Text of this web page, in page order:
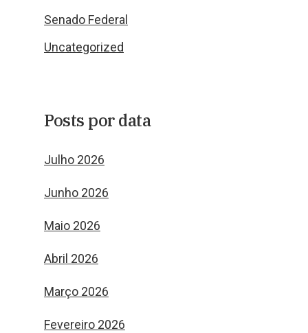
Senado Federal
Uncategorized
Posts por data
Julho 2026
Junho 2026
Maio 2026
Abril 2026
Março 2026
Fevereiro 2026